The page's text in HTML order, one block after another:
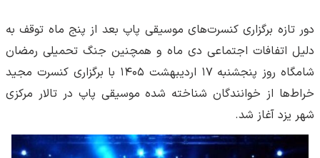
دور تازه برگزاری کنسرت‌های موسیقی پاپ بعد از پنج ماه توقف به
دلیل اتفافات اجتماعی دی ماه و همچنین جنگ تحمیلی رمضان
شامگاه روز پنجشنبه ۱۷ اردیبهشت ۱۴۰۵ با برگزاری کنسرت مجید
خراط‌ها از خوانندگان شناخته شده موسیقی پاپ در تالار مرکزی
شهر یزد آغاز شد.